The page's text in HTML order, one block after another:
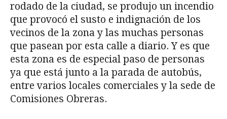
rodado de la ciudad, se produjo un incendio
que provocó el susto e indignación de los
vecinos de la zona y las muchas personas
que pasean por esta calle a diario. Y es que
esta zona es de especial paso de personas
ya que está junto a la parada de autobús,
entre varios locales comerciales y la sede de
Comisiones Obreras.